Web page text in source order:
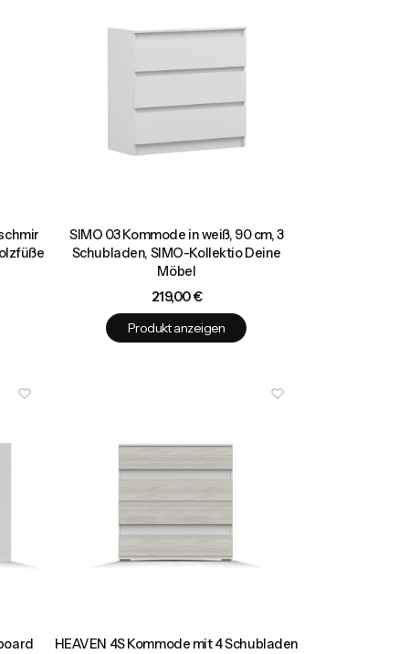
SIMO 03 Kommode in weiß, 90 cm, 3
Schubladen, SIMO-Kollektio Deine
Möbel
Preis
219,00 €
Produkt anzeigen
HEAVEN 4S Kommode mit 4 Schubladen